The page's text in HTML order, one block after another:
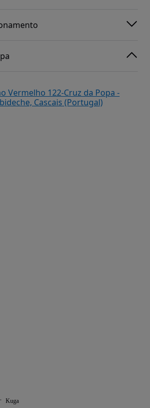
Kuga
Vermelho 122-Cruz da Popa -
Cascais (Portugal)